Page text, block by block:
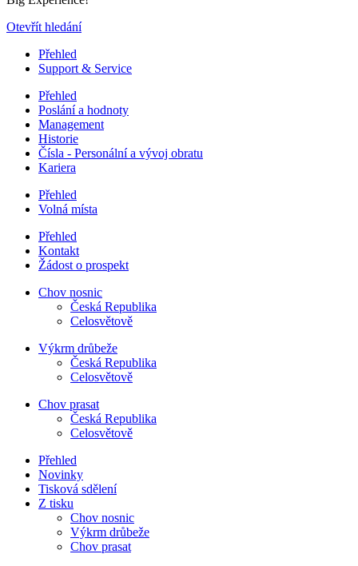
Otevřít hledání
Přehled
Support & Service
Přehled
Poslání a hodnoty
Management
Historie
Čísla - Personální a vývoj obratu
Kariera
Přehled
Volná místa
Přehled
Kontakt
Žádost o prospekt
Chov nosnic
Česká Republika
Celosvětově
Výkrm drůbeže
Česká Republika
Celosvětově
Chov prasat
Česká Republika
Celosvětově
Přehled
Novinky
Tisková sdělení
Z tisku
Chov nosnic
Výkrm drůbeže
Chov prasat